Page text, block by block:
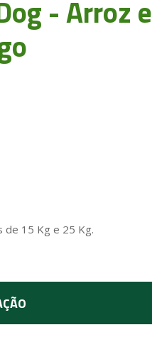
- Arroz e
de 15 Kg e 25 Kg.